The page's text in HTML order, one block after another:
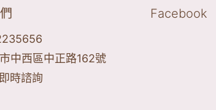
中西區中正路162號
時諮詢
Facebook